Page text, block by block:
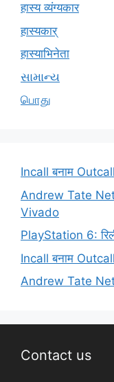
हास्य व्यंग्यकार
हास्यकार्
हास्याभिनेता
સામાન્ય
பொது
Incall बनाम
Andrew Tate
Vivado
PlayStation 6:
Incall बनाम
Andrew Tate
Contact us